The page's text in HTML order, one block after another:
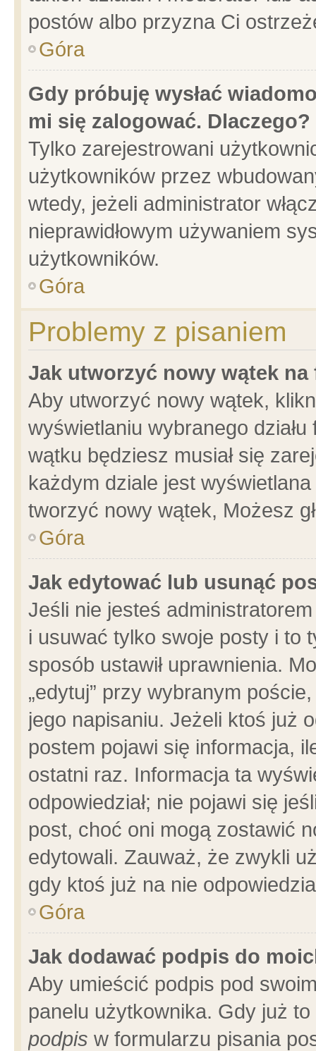
postów albo przyzna Ci
Góra
Gdy próbuję wysłać
mi się zalogować. Dlaczego?
Tylko zarejestrowani
użytkowników przez
wtedy, jeżeli administrator
nieprawidłowym używaniem
użytkowników.
Góra
Problemy z pisaniem
Jak utworzyć nowy wątek na
Aby utworzyć nowy wątek,
wyświetlaniu wybranego
wątku będziesz musiał się
każdym dziale jest
tworzyć nowy wątek, Możesz
Góra
Jak edytować lub usunąć
Jeśli nie jesteś
i usuwać tylko swoje posty i to
sposób ustawił uprawnienia.
„edytuj” przy wybranym
jego napisaniu. Jeżeli ktoś już
postem pojawi się informacja,
ostatni raz. Informacja ta
odpowiedział; nie pojawi się
post, choć oni mogą zostawić
edytowali. Zauważ, że zwykli
gdy ktoś już na nie
Góra
Jak dodawać podpis do
Aby umieścić podpis pod
panelu użytkownika. Gdy już
podpis w formularzu pisania